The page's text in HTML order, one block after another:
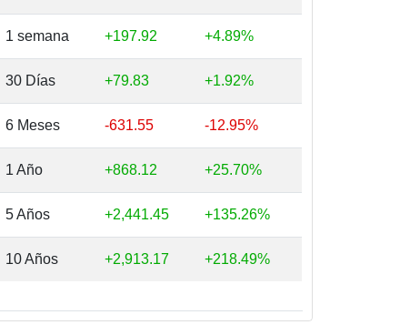
1 semana +197.92 +4.89%
30 Días +79.83 +1.92%
6 Meses -631.55 -12.95%
1 Año +868.12 +25.70%
5 Años +2,441.45 +135.26%
10 Años +2,913.17 +218.49%